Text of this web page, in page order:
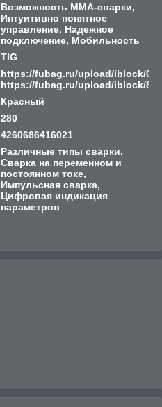
Возможность ММА-сварки,
Интуитивно понятное
управление, Надежное
подключение, Мобильность
TIG
https://fubag.ru/upload/iblock/
https://fubag.ru/upload/iblock/
Красный
280
4260686416021
Различные типы сварки,
Сварка на переменном и
постоянном токе,
Импульсная сварка,
Цифровая индикация
параметров